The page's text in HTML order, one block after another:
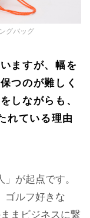
グバッグ
ますが、幅を
つのが難しく
しながらも、
れている理由
が起点です。
ゴルフ好きな
まビジネスに繋